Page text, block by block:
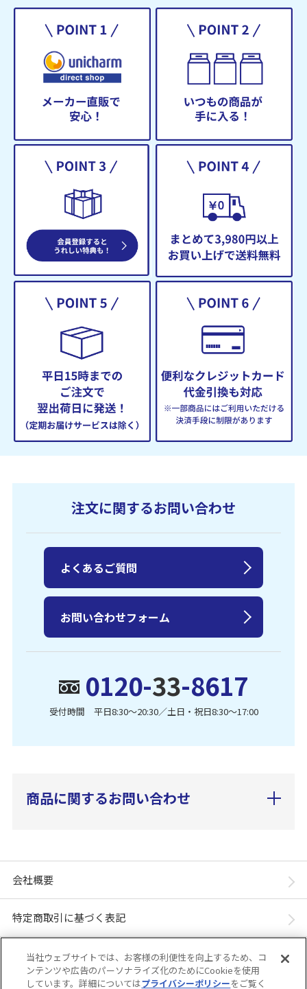
注文に関するお問い合わせ
0120-33-8617
受付時間 平日8:30〜20:30／土日・祝日8:30〜17:00
よくあるご質問
お問い合わせフォーム
商品に関するお問い合わせ
会社概要
特定商取引に基づく表記
個人情報保護方針
当社ウェブサイトでは、お客様の利便性を向上するため、コ
ンテンツや広告のパーソナライズ化のためにCookieを使用
しています。詳細についてはプライバシーポリシーをご覧く